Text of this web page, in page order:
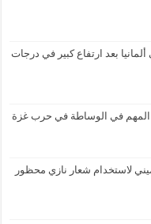
بعد ارتفاع كبير في درجات
المهم في الوساطة في حرب غزة
لاستخدام شعار نازي محظور